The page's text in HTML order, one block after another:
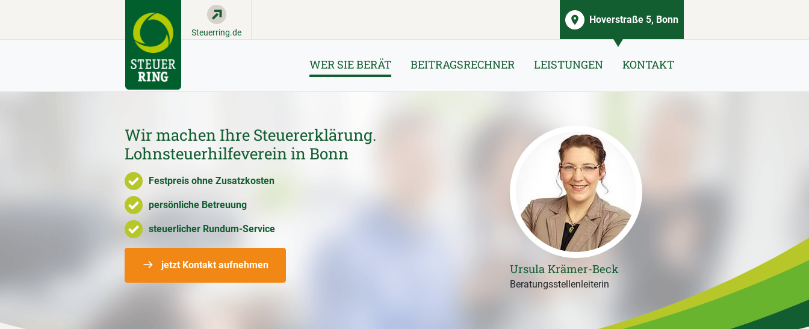
Steuerring.de
Hoverstraße 5, Bonn
WER SIE BERÄT BEITRAGSRECHNER LEISTUNGEN KONTAKT
Wir machen Ihre Steuererklärung.
Lohnsteuerhilfeverein in Bonn
Festpreis ohne Zusatzkosten
persönliche Betreuung
steuerlicher Rundum-Service
jetzt Kontakt aufnehmen Ursula Krämer-Beck
Beratungsstellenleiterin